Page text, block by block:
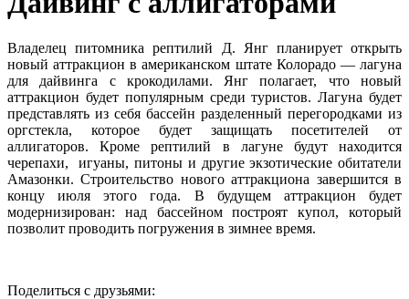
Владелец питомника рептилий Д. Янг планирует открыть
новый аттракцион в американском штате Колорадо — лагуна
для дайвинга с крокодилами. Янг полагает, что новый
аттракцион будет популярным среди туристов. Лагуна будет
представлять из себя бассейн разделенный перегородками из
оргстекла, которое будет защищать посетителей от
аллигаторов. Кроме рептилий в лагуне будут находится
черепахи, игуаны, питоны и другие экзотические обитатели
Амазонки. Строительство нового аттракциона завершится в
концу июля этого года. В будущем аттракцион будет
модернизирован: над бассейном построят купол, который
позволит проводить погружения в зимнее время.
Поделиться с друзьями: